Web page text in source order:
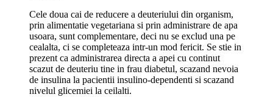
Cele doua cai de reducere a deuteriului din organism,
prin alimentatie vegetariana si prin administrare de apa
usoara, sunt complementare, deci nu se exclud una pe
cealalta, ci se completeaza intr-un mod fericit. Se stie in
prezent ca administrarea directa a apei cu continut
scazut de deuteriu tine in frau diabetul, scazand nevoia
de insulina la pacientii insulino-dependenti si scazand
nivelul glicemiei la ceilalti.